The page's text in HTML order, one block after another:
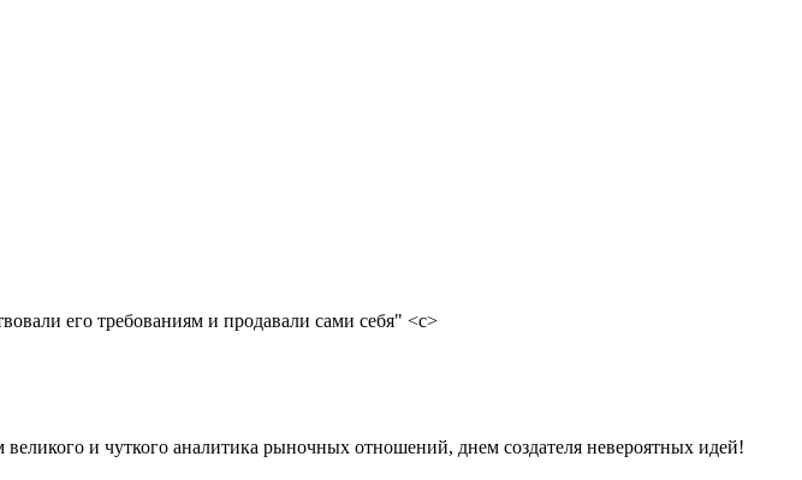
его требованиям и продавали сами себя" <c>
и чуткого аналитика рыночных отношений, днем создателя невероятных идей!